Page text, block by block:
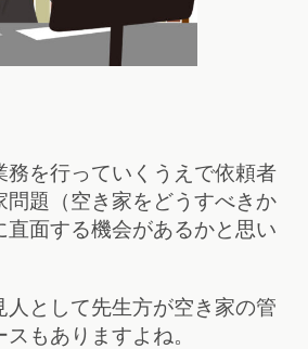
務を行っていくうえで依頼者
問題（空き家をどうすべきか
直面する機会があるかと思い
人として先生方が空き家の管
もありますよね。